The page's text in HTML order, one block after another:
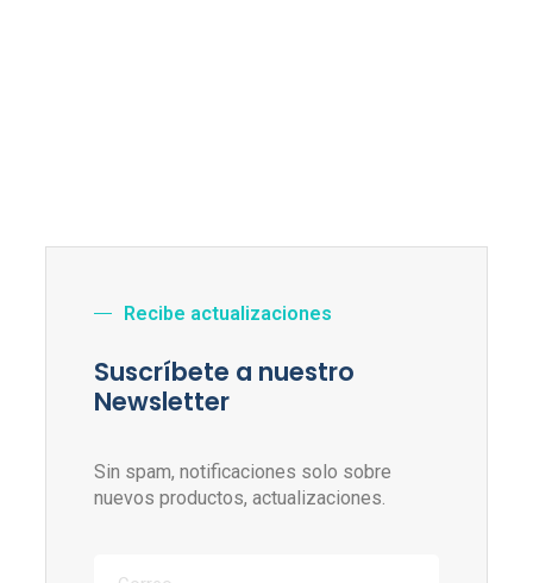
Recibe actualizaciones
Suscríbete a nuestro
Newsletter
Sin spam, notificaciones solo sobre
nuevos productos, actualizaciones.